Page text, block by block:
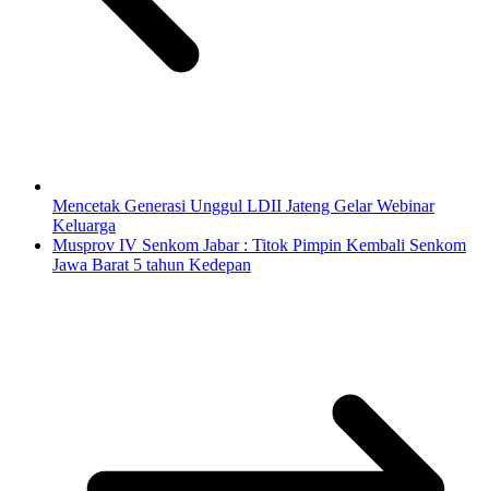
Mencetak Generasi Unggul LDII Jateng Gelar Webinar
Keluarga
Musprov IV Senkom Jabar : Titok Pimpin Kembali Senkom
Jawa Barat 5 tahun Kedepan